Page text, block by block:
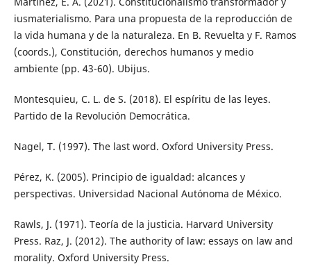
iusmaterialismo. Para una propuesta de la reproducción de
la vida humana y de la naturaleza. En B. Revuelta y F. Ramos
(coords.), Constitución, derechos humanos y medio
ambiente (pp. 43-60). Ubijus.
Montesquieu, C. L. de S. (2018). El espíritu de las leyes.
Partido de la Revolución Democrática.
Nagel, T. (1997). The last word. Oxford University Press.
Pérez, K. (2005). Principio de igualdad: alcances y
perspectivas. Universidad Nacional Autónoma de México.
Rawls, J. (1971). Teoría de la justicia. Harvard University
Press. Raz, J. (2012). The authority of law: essays on law and
morality. Oxford University Press.